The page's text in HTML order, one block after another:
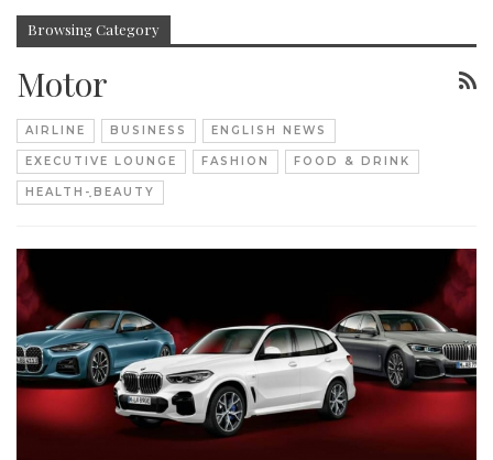
Browsing Category
Motor
AIRLINE BUSINESS ENGLISH NEWS
EXECUTIVE LOUNGE FASHION FOOD & DRINK
HEALTH-ฺBEAUTY